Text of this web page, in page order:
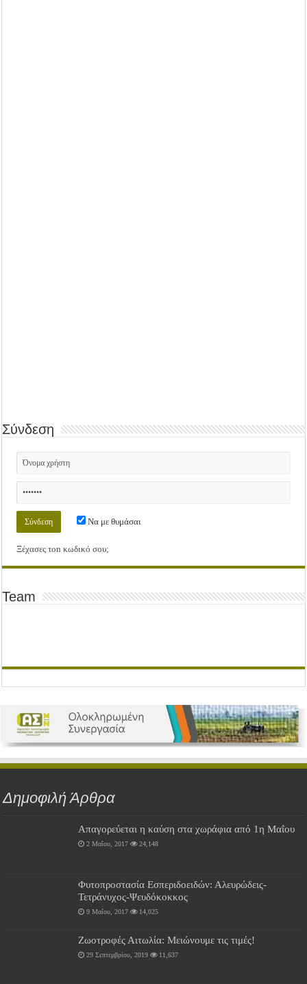
Σύνδεση
Να με θυμάσαι
Ξέχασες τοn κωδικό σου;
Team
Δημοφιλή Άρθρα
Απαγορεύεται η καύση στα χωράφια από 1η Μαΐου
2 Μαΐου, 2017 24,148
Φυτοπροστασία Εσπεριδοειδών: Αλευρώδεις-
Τετράνυχος-Ψευδόκοκκος
9 Μαΐου, 2017 14,025
Ζωοτροφές Αιτωλία: Μειώνουμε τις τιμές!
29 Σεπτεμβρίου, 2019 11,637